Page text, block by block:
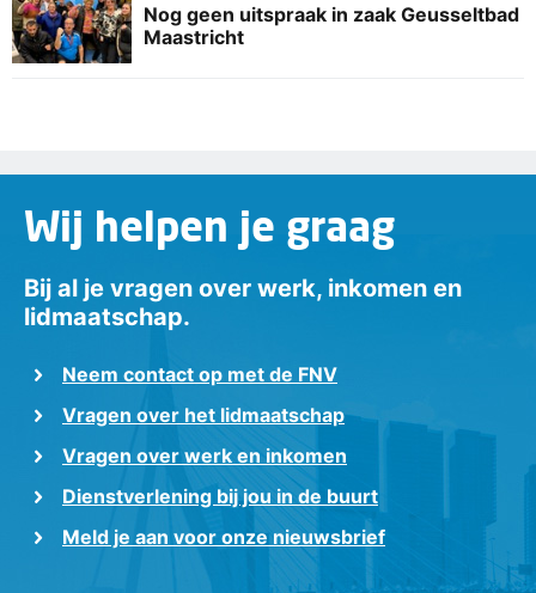
Nog geen uitspraak in zaak Geusseltbad
Maastricht
Wij helpen je graag
Bij al je vragen over werk, inkomen en
lidmaatschap.
Neem contact op met de FNV
Vragen over het lidmaatschap
Vragen over werk en inkomen
Dienstverlening bij jou in de buurt
Meld je aan voor onze nieuwsbrief